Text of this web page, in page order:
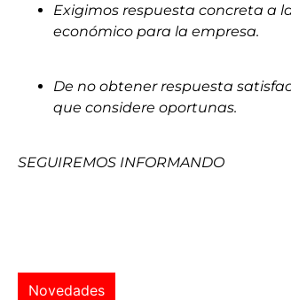
Exigimos respuesta concreta a
económico para la empresa.
De no obtener respuesta
que considere oportunas.
SEGUIREMOS INFORMANDO
Novedades